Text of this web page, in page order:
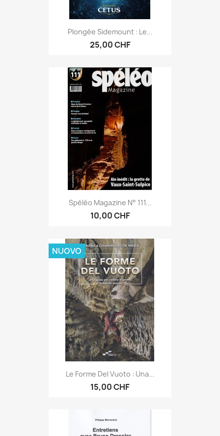
Plongée Sidemount : Le...
25,00 CHF
Spéléo Magazine N° 111...
10,00 CHF
Le Forme Del Vuoto : Una...
15,00 CHF
NUOVO